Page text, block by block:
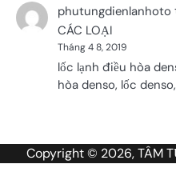
phutungdienlanhoto
CÁC LOẠI
Tháng 4 8, 2019
lốc lạnh điều hòa
hòa denso, lốc
Copyright © 2026, TÂM